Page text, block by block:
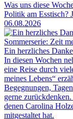
Was uns diese
Politik am Esstisch?
06.08.2026
Sommerserie: Zeit
Ein herzliches
In diesen Wochen
eine Reise durch
meines Lebens“
Begegnungen,
gerne
denen Carolina
mitgestaltet hat.